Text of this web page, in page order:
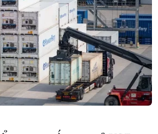
thải bình quân đầu người
tấn; tổng lượng rác thải
lên tới 1,33 tỷ tấn, trong đó